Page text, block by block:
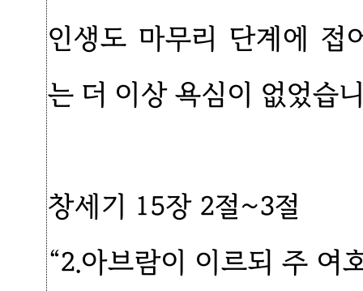
인생도 마무리 단계에 접
는 더 이상 욕심이 없었습
창세기 15장 2절~3절
“2.아브람이 이르되 주 여